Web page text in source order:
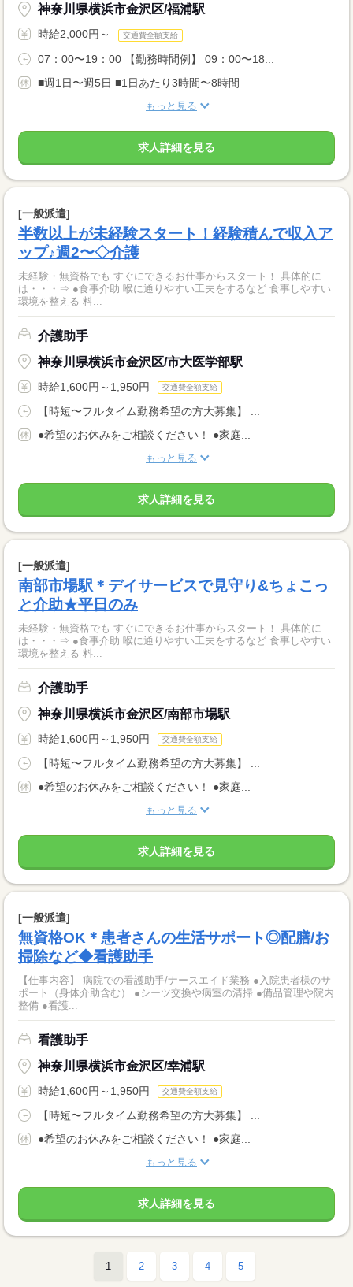
神奈川県横浜市金沢区/福浦駅
時給2,000円～ 交通費全額支給
07：00〜19：00 【勤務時間例】 09：00〜18...
■週1日〜週5日 ■1日あたり3時間〜8時間
もっと見る
求人詳細を見る
[一般派遣]
半数以上が未経験スタート！経験積んで収入ア
ップ♪週2〜◇介護
未経験・無資格でも すぐにできるお仕事からスタート！ 具体的に
は・・・⇒ ●食事介助 喉に通りやすい工夫をするなど 食事しやすい
環境を整える 料...
介護助手
神奈川県横浜市金沢区/市大医学部駅
時給1,600円～1,950円 交通費全額支給
【時短〜フルタイム勤務希望の方大募集】 ...
●希望のお休みをご相談ください！ ●家庭...
もっと見る
求人詳細を見る
[一般派遣]
南部市場駅＊デイサービスで見守り&ちょこっ
と介助★平日のみ
未経験・無資格でも すぐにできるお仕事からスタート！ 具体的に
は・・・⇒ ●食事介助 喉に通りやすい工夫をするなど 食事しやすい
環境を整える 料...
介護助手
神奈川県横浜市金沢区/南部市場駅
時給1,600円～1,950円 交通費全額支給
【時短〜フルタイム勤務希望の方大募集】 ...
●希望のお休みをご相談ください！ ●家庭...
もっと見る
求人詳細を見る
[一般派遣]
無資格OK＊患者さんの生活サポート◎配膳/お
掃除など◆看護助手
【仕事内容】 病院での看護助手/ナースエイド業務 ●入院患者様のサ
ポート（身体介助含む） ●シーツ交換や病室の清掃 ●備品管理や院内
整備 ●看護...
看護助手
神奈川県横浜市金沢区/幸浦駅
時給1,600円～1,950円 交通費全額支給
【時短〜フルタイム勤務希望の方大募集】 ...
●希望のお休みをご相談ください！ ●家庭...
もっと見る
求人詳細を見る
1 2 3 4 5